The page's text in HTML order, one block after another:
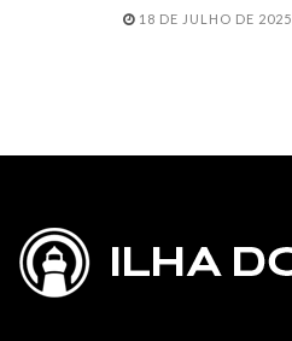
18 DE JULHO DE 2025